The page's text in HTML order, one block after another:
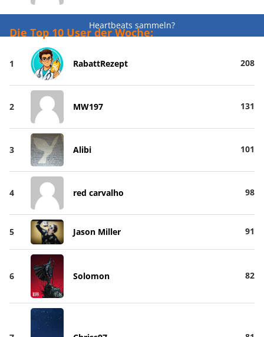
Heartbeats sammeln?
Die Top 10 User der Woche:
1 RabattRezept 208
2 MW197 131
3 Alibi 101
4 red carvalho 98
5 Jason Miller 91
6 Solomon 82